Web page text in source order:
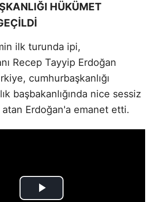
HÜKÜMET
ilk turunda ipi,
Recep Tayyip Erdoğan
cumhurbaşkanlığı
başbakanlığında nice sessiz
Erdoğan'a emanet etti.